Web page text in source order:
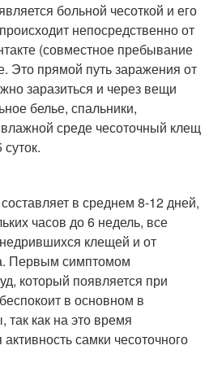
больной чесоткой и его
непосредственно от
(совместное пребывание
Это прямой путь заражения от
заразиться и через вещи
белье, спальники,
среде чесоточный клещ
в среднем 8-12 дней,
часов до 6 недель, все
клещей и от
Первым симптомом
который появляется при
в основном в
как на это время
самки чесоточного